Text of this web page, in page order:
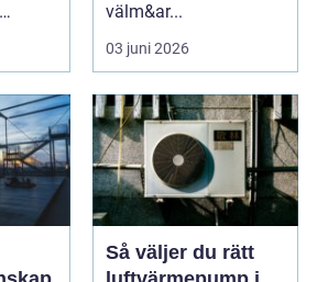
välm&ar...
03 juni 2026
Så väljer du rätt